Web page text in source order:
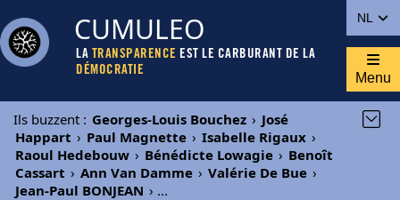
NL
CUMULEO
LA TRANSPARENCE EST LE CARBURANT DE LA
DÉMOCRATIE
Menu
Ils buzzent : Georges-Louis Bouchez › José
Happart › Paul Magnette › Isabelle Rigaux ›
Raoul Hedebouw › Bénédicte Lowagie › Benoît
Cassart › Ann Van Damme › Valérie De Bue ›
Jean-Paul BONJEAN › ...